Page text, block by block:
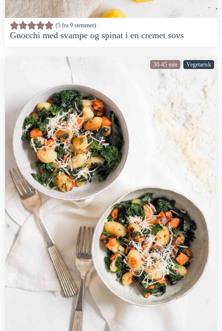
5fra 9stemmer
Gnocchi med svampe og spinat i en cremet sovs
30-45 min Vegetarisk